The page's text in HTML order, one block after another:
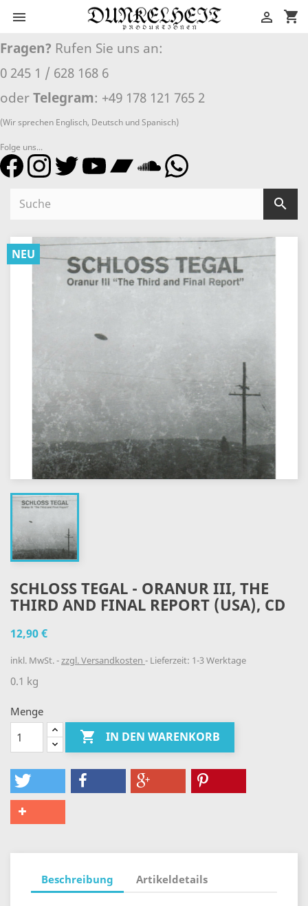
 shopping_cart

Fragen? Rufen Sie uns an:
0 245 1 / 628 168 6
oder Telegram: +49 178 121 765 2
(Wir sprechen Englisch, Deutsch und Spanisch)
Folge uns...

NEU
SCHLOSS TEGAL - ORANUR III, THE
THIRD AND FINAL REPORT (USA), CD
12,90 €
inkl. MwSt. zzgl. Versandkosten Lieferzeit: 1-3 Werktage
0.1 kg
Menge
 IN DEN WARENKORB
Beschreibung Artikeldetails